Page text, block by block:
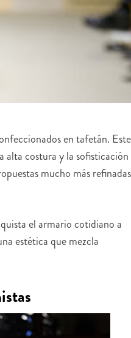
en tafetán. Este
alta costura y la sofisticación
mucho más
el armario cotidiano a
estética que mezcla